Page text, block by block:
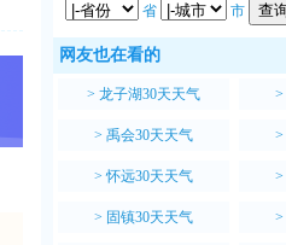
省 市
网友也在看的
> 龙子湖30天天气 >
> 禹会30天天气 >
>怀远30天天气 >
> 固镇30天天气 >